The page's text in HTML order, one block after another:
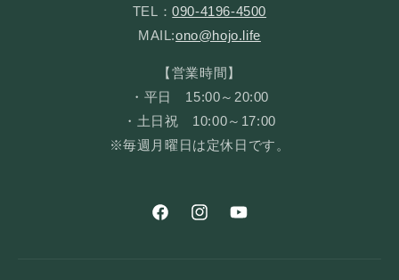
TEL：090-4196-4500
MAIL:ono@hojo.life
【営業時間】
・平日 15:00～20:00
・土日祝 10:00～17:00
※毎週月曜日は定休日です。
FacebookInstagramYouTube